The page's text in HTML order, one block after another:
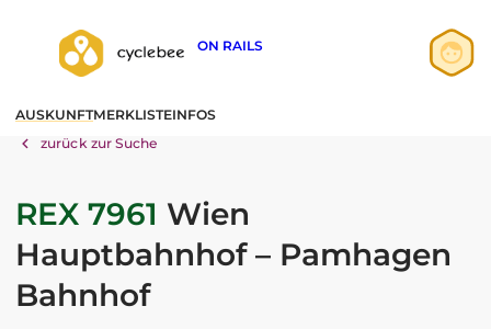
ON RAILS
AUSKUNFTMERKLISTEINFOS
zurück zur Suche
REX 7961 Wien
Hauptbahnhof – Pamhagen
Bahnhof